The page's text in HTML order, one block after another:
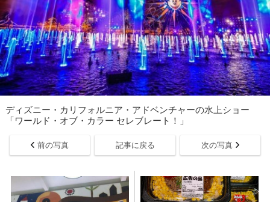
ディズニー・カリフォルニア・アドベンチャーの水上ショー
「ワールド・オブ・カラー セレブレート！」
前の写真 記事に戻る 次の写真